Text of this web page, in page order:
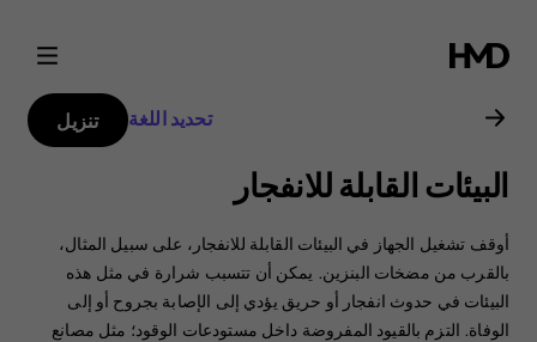
دليل
مستخدم
Nokia
G21
تحديد اللغة تنزيل
البيئات القابلة للانفجار
أوقف تشغيل الجهاز في البيئات القابلة للانفجار، على سبيل المثال،
بالقرب من مضخات البنزين. يمكن أن تتسبب شرارة في مثل هذه
البيئات في حدوث انفجار أو حريق يؤدي إلى الإصابة بجروح أو إلى
الوفاة. ‏‫التزم بالقيود المفروضة داخل مستودعات الوقود؛ مثل مصانع